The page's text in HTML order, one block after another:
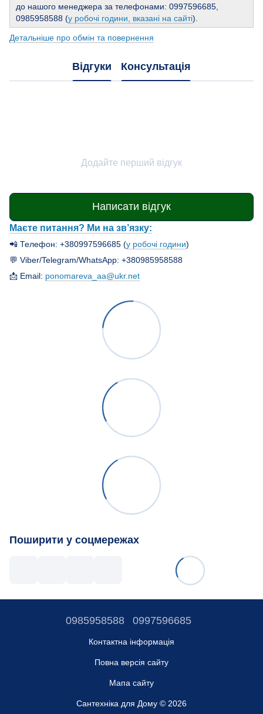
до нашого менеджера за телефонами: 0997596685,
0985958588 (у робочі години, вказані на сайті).
Детальніше про обмін та повернення
Відгуки Консультація
Додайте перший відгук
Написати відгук
Маєте питання? Ми на зв’язку:
📲 Телефон: +380997596685 (у робочі години)
💬 Viber/Telegram/WhatsApp: +380985958588
📩 Email: ponomareva_aa@ukr.net
Поширити у соцмережах
0985958588 0997596685
Контактна інформація
Повна версія сайту
Мапа сайту
Сантехніка для Дому © 2026